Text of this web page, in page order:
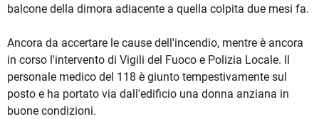
balcone della dimora adiacente a quella colpita due mesi fa.
Ancora da accertare le cause dell'incendio, mentre è ancora
in corso l'intervento di Vigili del Fuoco e Polizia Locale. Il
personale medico del 118 è giunto tempestivamente sul
posto e ha portato via dall'edificio una donna anziana in
buone condizioni.